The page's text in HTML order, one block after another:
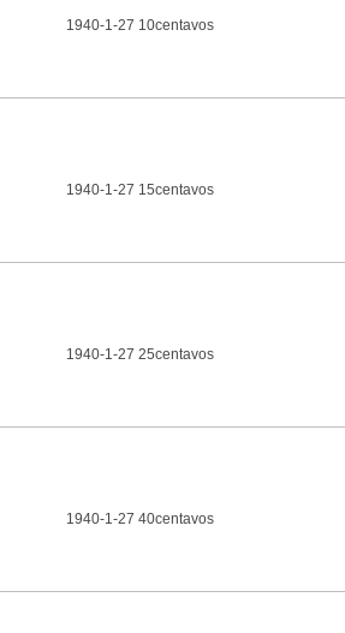
1940-1-27 10centavos
1940-1-27 15centavos
1940-1-27 25centavos
1940-1-27 40centavos